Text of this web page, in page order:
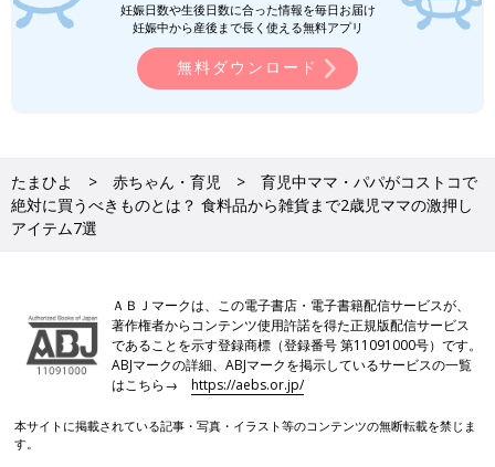
妊娠日数や生後日数に合った情報を毎日お届け
妊娠中から産後まで長く使える無料アプリ
無料ダウンロード
たまひよ 赤ちゃん・育児
育児中ママ・パパがコストコで
絶対に買うべきものとは？ 食料品から雑貨まで2歳児ママの激押し
アイテム7選
ＡＢＪマークは、この電子書店・電子書籍配信サービスが、
著作権者からコンテンツ使用許諾を得た正規版配信サービス
であることを示す登録商標（登録番号 第11091000号）です。
ABJマークの詳細、ABJマークを掲示しているサービスの一覧
はこちら→https://aebs.or.jp/
本サイトに掲載されている記事・写真・イラスト等のコンテンツの無断転載を禁じま
す。